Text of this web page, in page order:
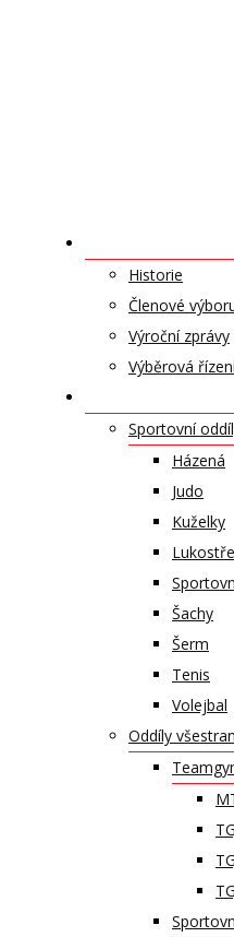
Historie
Členové
Výroční zprávy
Výběrová
Sportovní
Házená
Judo
Kuželky
Šachy
Šerm
Tenis
Volejbal
Oddíly